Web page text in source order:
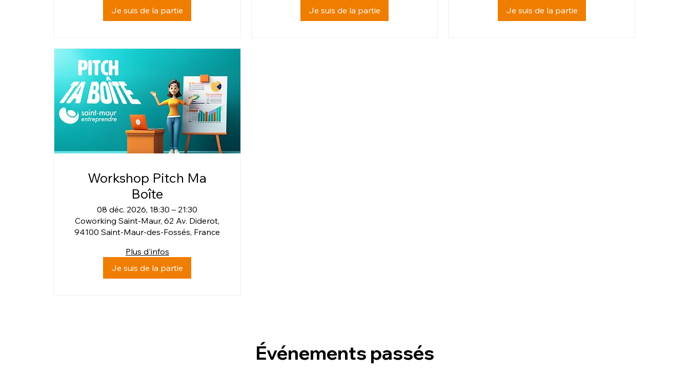
Je suis de la partie
Je suis de la partie Je suis de la partie
Workshop Pitch Ma
Boîte
08 déc. 2026, 18:30 – 21:30
Coworking Saint-Maur, 62 Av. Diderot,
94100 Saint-Maur-des-Fossés, France
Plus d'infos
Je suis de la partie
Événements passés